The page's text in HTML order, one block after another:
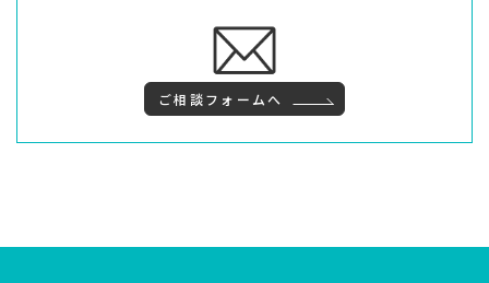
ご相談フォームへ